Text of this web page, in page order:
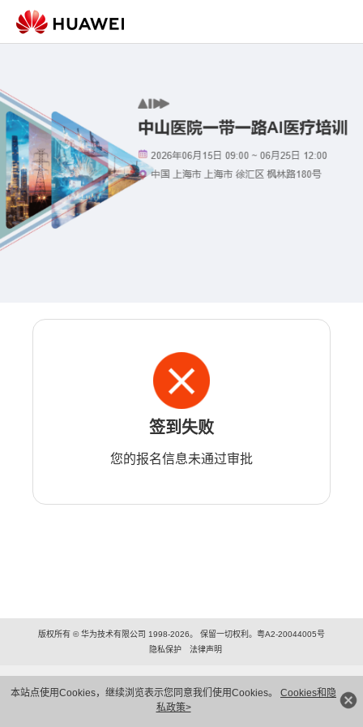
本站点使用Cookies，继续浏览表示您同意我们使用Cookies。 Cookies和隐
私政策>
签到失败
您的报名信息未通过审批
版权所有 © 华为技术有限公司 1998-2026。 保留一切权利。粤A2-20044005号
隐私保护
法律声明